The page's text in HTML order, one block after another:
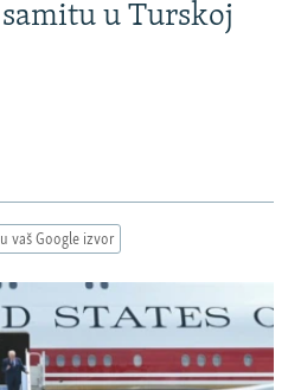
u Turskoj
vaš Google izvor